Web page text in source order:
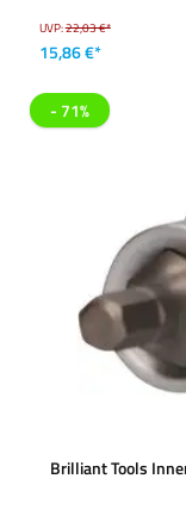
UVP:22,03 €*
15,86 €*
- 71%
Brilliant Tools